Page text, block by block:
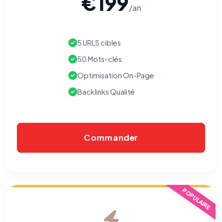
/an
5 URLS cibles
50 Mots-clés
Optimisation On-Page
Backlinks Qualité
Commander
POPULAIRE
Cookies essentiels TOUJOURS ACTIF
Nécessaires au fonctionnement du site : session, sécurité,
Cookies analytiques
Meta/Facebook). Vous pouvez les refuser sans impact sur